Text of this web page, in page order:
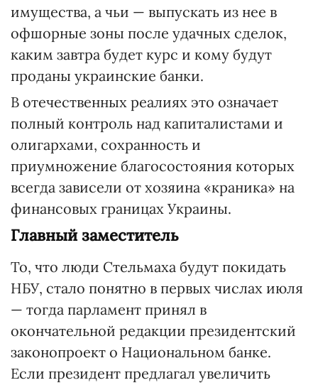
имущества, а чьи — выпускать из нее в
офшорные зоны после удачных сделок,
каким завтра будет курс и кому будут
проданы украинские банки.
В отечественных реалиях это означает
полный контроль над капиталистами и
олигархами, сохранность и
приумножение благосостояния которых
всегда зависели от хозяина «краника» на
финансовых границах Украины.
Главный заместитель
То, что люди Стельмаха будут покидать
НБУ, стало понятно в первых числах июля
— тогда парламент принял в
окончательной редакции президентский
законопроект о Национальном банке.
Если президент предлагал увеличить